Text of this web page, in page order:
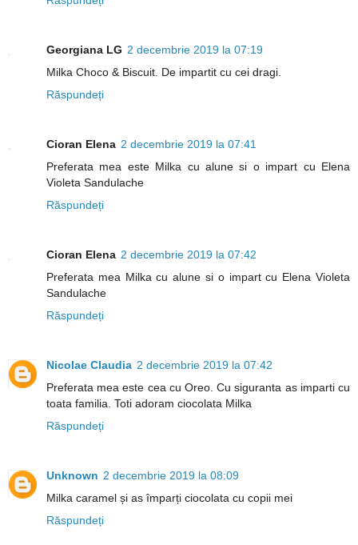
Georgiana LG 2 decembrie 2019 la 07:19
Milka Choco & Biscuit. De impartit cu cei dragi.
Răspundeți
Cioran Elena 2 decembrie 2019 la 07:41
Preferata mea este Milka cu alune si o impart cu Elena
Violeta Sandulache
Răspundeți
Cioran Elena 2 decembrie 2019 la 07:42
Preferata mea Milka cu alune si o impart cu Elena Violeta
Sandulache
Răspundeți
Nicolae Claudia 2 decembrie 2019 la 07:42
Preferata mea este cea cu Oreo. Cu siguranta as imparti cu
toata familia. Toti adoram ciocolata Milka
Răspundeți
Unknown 2 decembrie 2019 la 08:09
Milka caramel și as împarți ciocolata cu copii mei
Răspundeți